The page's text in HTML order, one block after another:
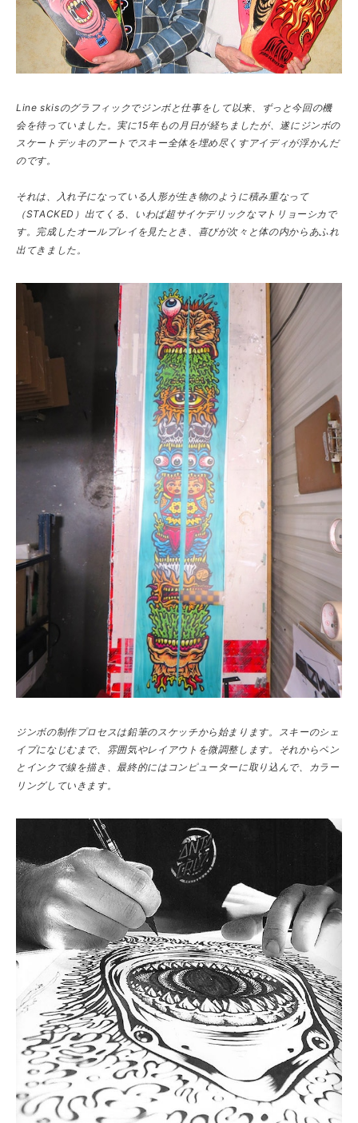
Line skisのグラフィックでジンボと仕事をして以来、ずっと今回の機
会を待っていました。実に15年もの月日が経ちましたが、遂にジンボの
スケートデッキのアートでスキー全体を埋め尽くすアイディが浮かんだ
のです。
それは、入れ子になっている人形が生き物のように積み重なって
（STACKED）出てくる、いわば超サイケデリックなマトリョーシカで
す。完成したオールプレイを見たとき、喜びが次々と体の内からあふれ
出てきました。
ジンボの制作プロセスは鉛筆のスケッチから始まります。スキーのシェ
イプになじむまで、雰囲気やレイアウトを微調整します。それからペン
とインクで線を描き、最終的にはコンピューターに取り込んで、カラー
リングしていきます。